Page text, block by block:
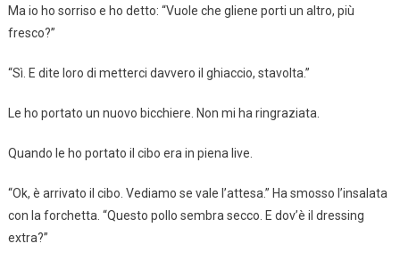
Ma io ho sorriso e ho detto: “Vuole che gliene porti un altro, più
fresco?”
“Sì. E dite loro di metterci davvero il ghiaccio, stavolta.”
Le ho portato un nuovo bicchiere. Non mi ha ringraziata.
Quando le ho portato il cibo era in piena live.
“Ok, è arrivato il cibo. Vediamo se vale l’attesa.” Ha smosso l’insalata
con la forchetta. “Questo pollo sembra secco. E dov’è il dressing
extra?”